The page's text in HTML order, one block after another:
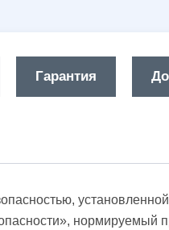
Гарантия
нормируемый